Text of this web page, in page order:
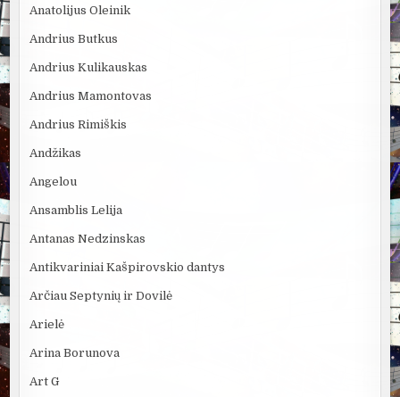
Anatolijus Oleinik
Andrius Butkus
Andrius Kulikauskas
Andrius Mamontovas
Andrius Rimiškis
Andžikas
Angelou
Ansamblis Lelija
Antanas Nedzinskas
Antikvariniai Kašpirovskio dantys
Arčiau Septynių ir Dovilė
Arielė
Arina Borunova
Art G